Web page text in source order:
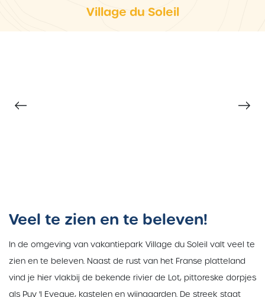
Village du Soleil
Veel te zien en te beleven!
In de omgeving van vakantiepark Village du Soleil valt veel te
zien en te beleven. Naast de rust van het Franse platteland
vind je hier vlakbij de bekende rivier de Lot, pittoreske dorpjes
als Puy 'l Eveque, kastelen en wijngaarden. De streek staat